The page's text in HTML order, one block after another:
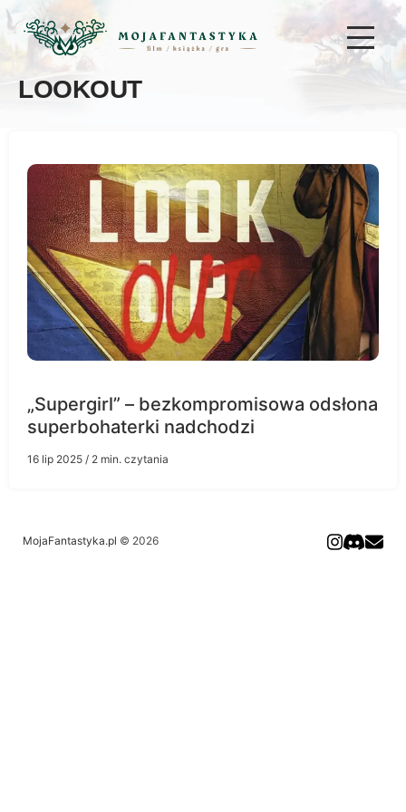
LOOKOUT
„Supergirl” – bezkompromisowa odsłona
superbohaterki nadchodzi
16 lip 2025 / 2 min. czytania
MojaFantastyka.pl © 2026